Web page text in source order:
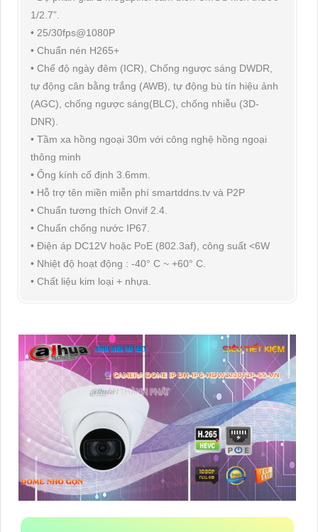
1/2.7”.
• 25/30fps@1080P
• Chuẩn nén H265+
• Chế độ ngày đêm (ICR), Chống ngược sáng DWDR,
tự động cân bằng trắng (AWB), tự động bù tín hiệu ảnh
(AGC), chống ngược sáng(BLC), chống nhiễu (3D-
DNR).
• Tầm xa hồng ngoại 30m với công nghệ hồng ngoại
thông minh
• Ống kính cố định 3.6mm.
• Hỗ trợ tên miền miễn phí smartddns.tv và P2P
• Chuẩn tương thích Onvif 2.4.
• Chuẩn chống nước IP67.
• Điện áp DC12V hoặc PoE (802.3af), công suất <6W
• Nhiệt độ hoạt động : -40° C ~ +60° C.
• Chất liệu kim loại + nhựa.